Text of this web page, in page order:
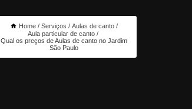
Home Serviços
Aulas de canto
Aula particular de canto
Qual os preços de Aulas de canto no Jardim
São Paulo